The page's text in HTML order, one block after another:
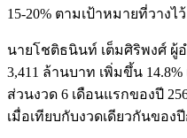
15-20% ตามเป้าหมายที่วางไว้
นายโชติธนินท์ เต็มศิริพงศ์ ผู้
3,411 ล้านบาท เพิ่มขึ้น
ส่วนงวด 6 เดือนแรกของปี
เมื่อเทียบกับงวดเดียวกันขอ